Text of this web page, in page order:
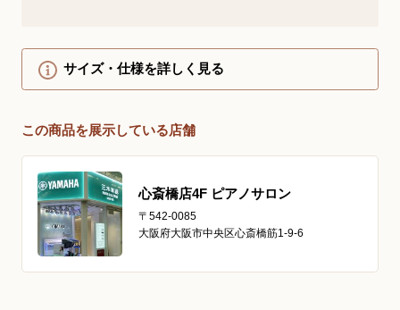
サイズ・仕様を詳しく見る
この商品を展示している店舗
心斎橋店4F ピアノサロン
〒542-0085
大阪府大阪市中央区心斎橋筋1-9-6